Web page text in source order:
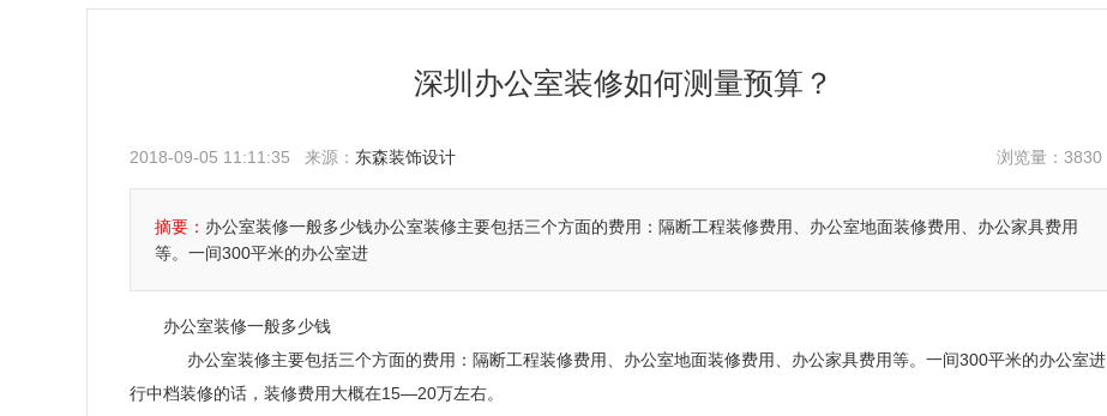
深圳办公室装修如何测量预算？
2018-09-05 11:11:35 来源： 东森装饰设计 浏览量： 3830
摘要： 办公室装修一般多少钱办公室装修主要包括三个方面的费用：隔断工程装修费用、办公室地面装修费用、办公家具费用
等。一间300平米的办公室进
办公室装修一般多少钱
办公室装修主要包括三个方面的费用：隔断工程装修费用、办公室地面装修费用、办公家具费用等。一间300平米的办公室进
行中档装修的话，装修费用大概在15—20万左右。